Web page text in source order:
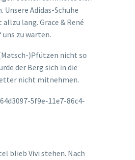
Adidas-Schuhe
lang. Grace & René
zu warten.
)Pfützen nicht so
der Berg sich in die
nicht mitnehmen.
5f9e-11e7-86c4-
blieb Vivi stehen. Nach